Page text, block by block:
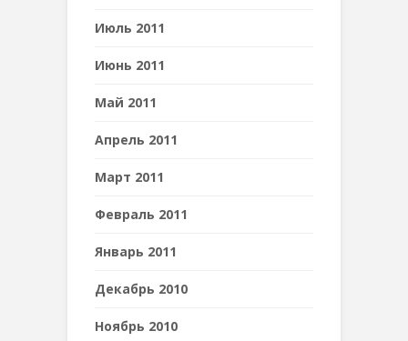
Июль 2011
Июнь 2011
Май 2011
Апрель 2011
Март 2011
Февраль 2011
Январь 2011
Декабрь 2010
Ноябрь 2010